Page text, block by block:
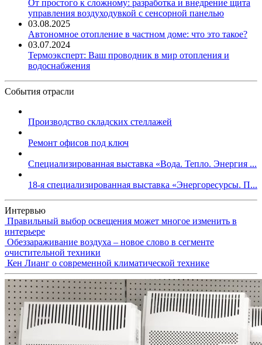
От простого к сложному: разработка и внедрение щита
управления воздуходувкой с сенсорной панелью
03.08.2025
Автономное отопление в частном доме: что это такое?
03.07.2024
Термоэксперт: Ваш проводник в мир отопления и
водоснабжения
События отрасли
Производство складских стеллажей
Ремонт офисов под ключ
Специализированная выставка «Вода. Тепло. Энергия ...
18-я специализированная выставка «Энергоресурсы. П...
Интервью
Правильный выбор освещения может многое изменить в
интерьере
Обеззараживание воздуха – новое слово в сегменте
очистительной техники
Кен Лианг о современной климатической технике